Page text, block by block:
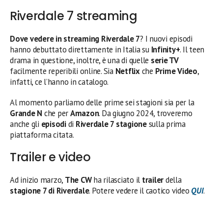
Riverdale 7 streaming
Dove vedere in streaming Riverdale 7? I nuovi episodi
hanno debuttato direttamente in Italia su Infinity+. Il teen
drama in questione, inoltre, è una di quelle serie TV
facilmente reperibili online. Sia Netflixche Prime Video,
infatti, ce l’hanno in catalogo.
Al momento parliamo delle prime sei stagioni sia per la
Grande N che perAmazon. Da giugno 2024, troveremo
anche gli episodidi Riverdale 7 stagionesulla prima
piattaforma citata.
Trailer e video
Ad inizio marzo, The CWha rilasciato il trailerdella
stagione 7 di Riverdale. Potere vedere il caotico video QUI.